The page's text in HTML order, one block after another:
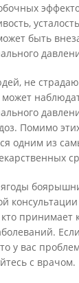
быть
не
Помимо
одним из
принимает
у вас
с врачом.